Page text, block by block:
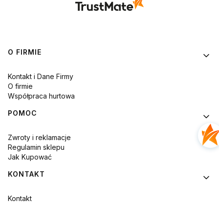
Linki w stopce
O FIRMIE
Kontakt i Dane Firmy
O firmie
Współpraca hurtowa
POMOC
Zwroty i reklamacje
Regulamin sklepu
Jak Kupować
KONTAKT
Kontakt